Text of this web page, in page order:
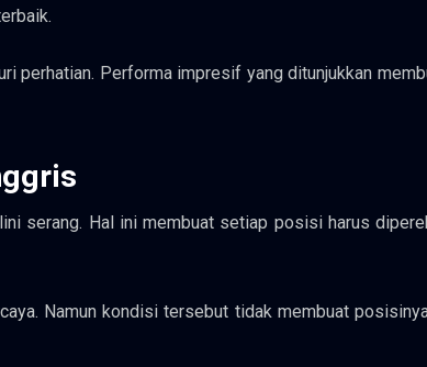
perhatian. Performa impresif yang ditunjukkan
serang. Hal ini membuat setiap posisi harus
Namun kondisi tersebut tidak membuat